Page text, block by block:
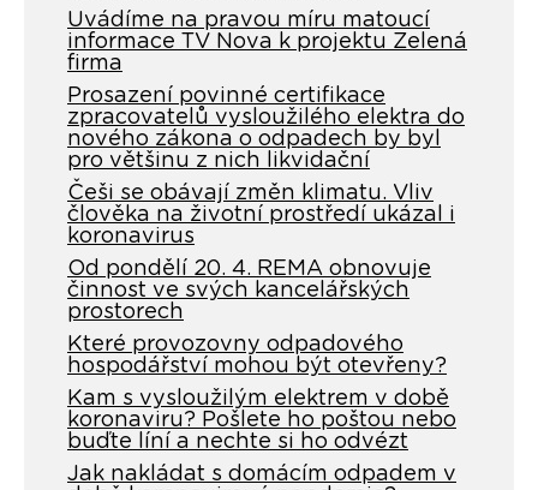
Uvádíme na pravou míru matoucí
informace TV Nova k projektu Zelená
firma
Prosazení povinné certifikace
zpracovatelů vysloužilého elektra do
nového zákona o odpadech by byl
pro většinu z nich likvidační
Češi se obávají změn klimatu. Vliv
člověka na životní prostředí ukázal i
koronavirus
Od pondělí 20. 4. REMA obnovuje
činnost ve svých kancelářských
prostorech
Které provozovny odpadového
hospodářství mohou být otevřeny?
Kam s vysloužilým elektrem v době
koronaviru? Pošlete ho poštou nebo
buďte líní a nechte si ho odvézt
Jak nakládat s domácím odpadem v